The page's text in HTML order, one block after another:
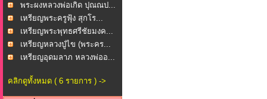
พระผงหลวงพ่อเกิด ปุณณป...
เหรียญพระครูฟุ้ง สุกโร...
เหรียญพระพุทธศรีชัยมงค...
เหรียญหลวงปู่ไข (พระคร...
เหรียญอุดมลาภ หลวงพ่ออ...
คลิกดูทั้งหมด ( 6 รายการ ) ->